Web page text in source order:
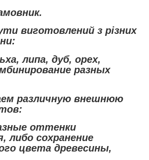
виготовлений з різних
липа, дуб, орех,
разных
различную внешнюю
оттенки
либо сохранение
цвета древесины,